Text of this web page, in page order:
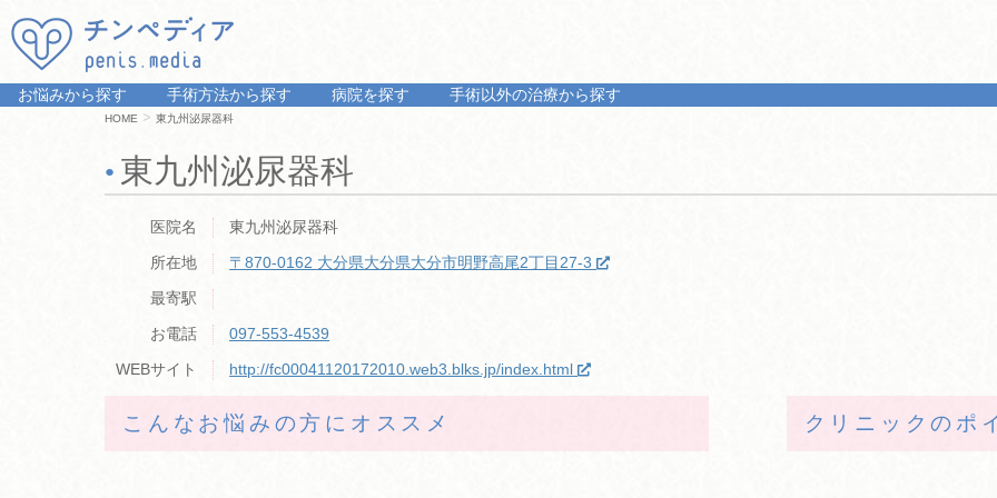
お悩みから探す 手術方法から探す 病院を探す 手術以外の治療から探す
HOME > 東九州泌尿器科
東九州泌尿器科
医院名
東九州泌尿器科
所在地
〒870-0162 大分県大分県大分市明野高尾2丁目27-3
最寄駅
お電話
097-553-4539
WEBサイト
http://fc00041120172010.web3.blks.jp/index.html
こんなお悩みの方にオススメ クリニックのポ